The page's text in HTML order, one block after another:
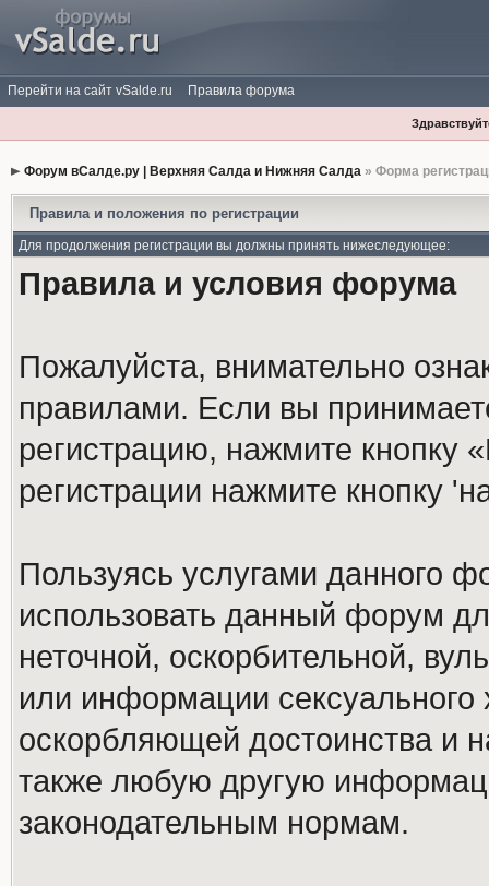
Перейти на сайт vSalde.ru Правила форума
Форум вСалде.ру | Верхняя Салда и Нижняя Салда» Форма
Правила и положения по регистрации
Для продолжения регистрации вы должны принять нижеследующее:
Правила и условия форума
Пожалуйста, внимательно
правилами. Если вы
регистрацию, нажмите кнопку
регистрации нажмите кнопку
Пользуясь услугами данного
использовать данный форум
неточной, оскорбительной,
или информации
оскорбляющей достоинства и
также любую другую
законодательным нормам.